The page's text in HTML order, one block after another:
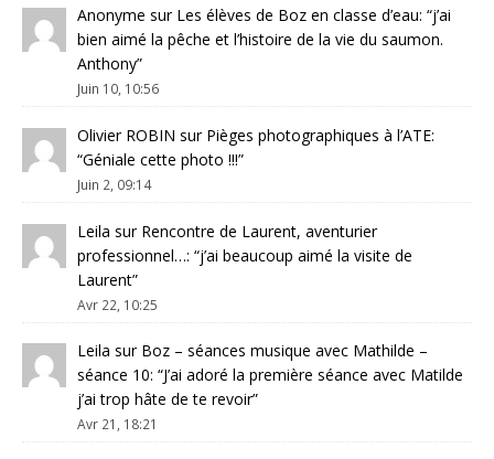
Anonyme sur Les élèves de Boz en classe d’eau: “j’ai
bien aimé la pêche et l’histoire de la vie du saumon.
Anthony”
Juin 10, 10:56
Olivier ROBIN sur Pièges photographiques à l’ATE:
“Géniale cette photo !!!”
Juin 2, 09:14
Leila sur Rencontre de Laurent, aventurier
professionnel…: “j’ai beaucoup aimé la visite de
Laurent”
Avr 22, 10:25
Leila sur Boz – séances musique avec Mathilde –
séance 10: “J’ai adoré la première séance avec Matilde
j’ai trop hâte de te revoir”
Avr 21, 18:21